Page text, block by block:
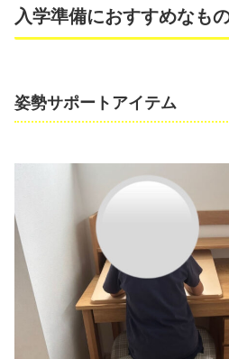
入学準備におすすめなも
姿勢サポートアイテム